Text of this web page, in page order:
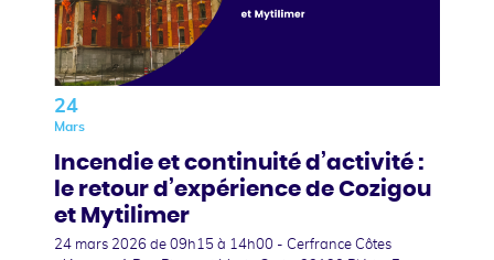
24
Mars
Incendie et continuité d’activité :
le retour d’expérience de Cozigou
et Mytilimer
24 mars 2026 de 09h15 à 14h00 - Cerfrance Côtes